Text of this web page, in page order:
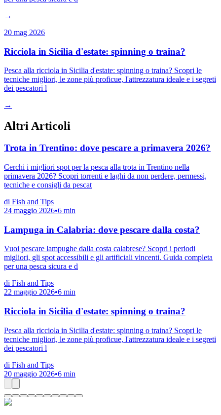
→
20 mag 2026
Ricciola in Sicilia d'estate: spinning o traina?
Pesca alla ricciola in Sicilia d'estate: spinning o traina? Scopri le
tecniche migliori, le zone più proficue, l'attrezzatura ideale e i segreti
dei pescatori l
→
Altri Articoli
Trota in Trentino: dove pescare a primavera 2026?
Cerchi i migliori spot per la pesca alla trota in Trentino nella
primavera 2026? Scopri torrenti e laghi da non perdere, permessi,
tecniche e consigli da pescat
di Fish and Tips
24 maggio 2026•6 min
Lampuga in Calabria: dove pescare dalla costa?
Vuoi pescare lampughe dalla costa calabrese? Scopri i periodi
migliori, gli spot accessibili e gli artificiali vincenti. Guida completa
per una pesca sicura e d
di Fish and Tips
22 maggio 2026•6 min
Ricciola in Sicilia d'estate: spinning o traina?
Pesca alla ricciola in Sicilia d'estate: spinning o traina? Scopri le
tecniche migliori, le zone più proficue, l'attrezzatura ideale e i segreti
dei pescatori l
di Fish and Tips
20 maggio 2026•6 min